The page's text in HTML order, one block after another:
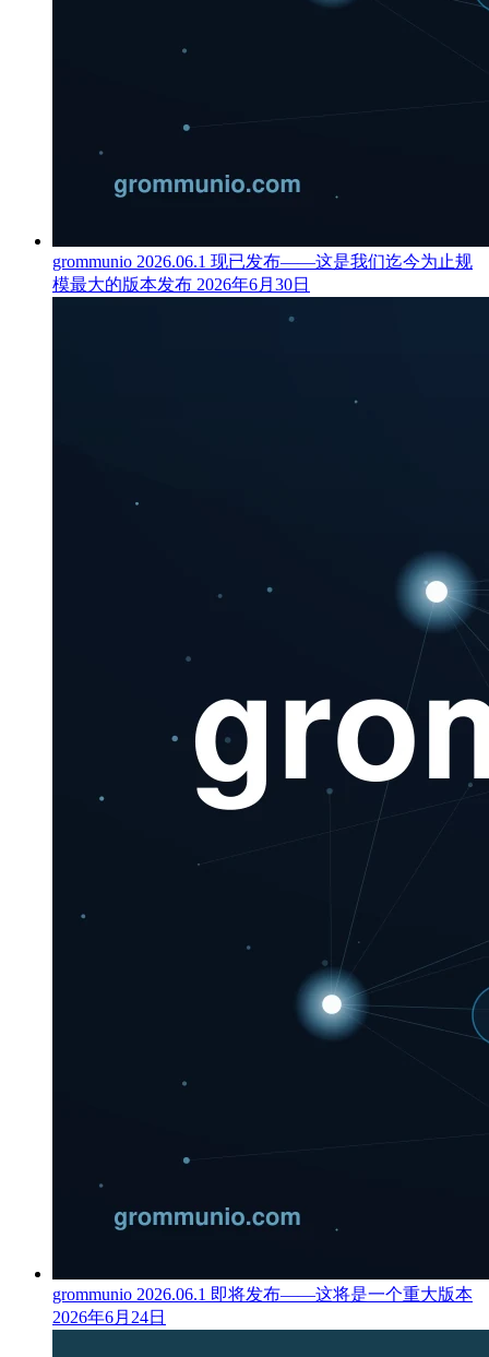
grommunio 2026.06.1 现已发布——这是我们迄今为止规
模最大的版本发布 2026年6月30日
grommunio 2026.06.1 即将发布——这将是一个重大版本
2026年6月24日